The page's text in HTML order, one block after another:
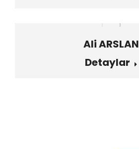
Ali ARSLAN
Detaylar